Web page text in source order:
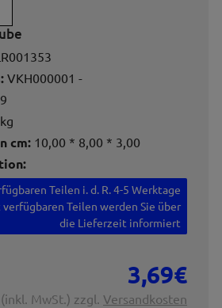
VKH000001 -
9
cm: 10,00 * 8,00 * 3,00
Teilen i. d. R. 4-5 Werktage
verfügbaren Teilen werden Sie über
die Lieferzeit informiert
3,69€
(inkl. MwSt.) zzgl. Versandkosten